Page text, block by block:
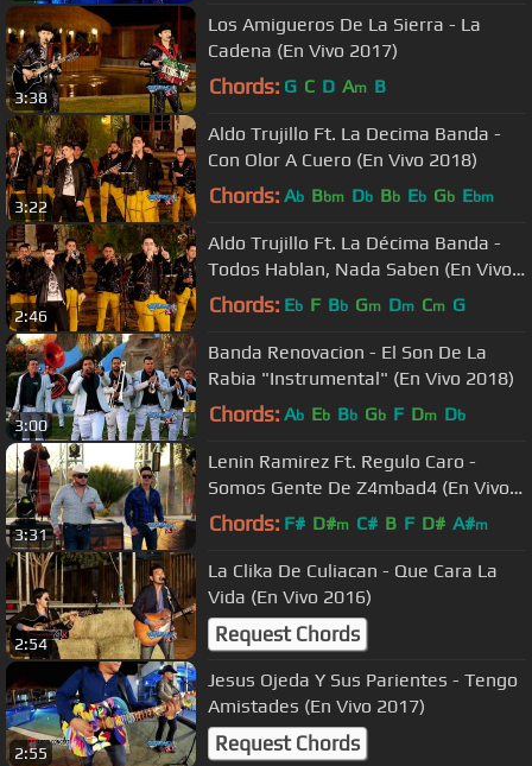
3:38
Los Amigueros De La Sierra - La
Cadena (En Vivo 2017)
Chords: G C D Am B
3:22
Aldo Trujillo Ft. La Decima Banda -
Con Olor A Cuero (En Vivo 2018)
Chords: Ab Bbm Db Bb Eb Gb Ebm
2:46
Aldo Trujillo Ft. La Décima Banda -
Todos Hablan, Nada Saben (En Vivo
2018)
Chords: Eb F Bb Gm Dm Cm G
3:00
Banda Renovacion - El Son De La
Rabia "Instrumental" (En Vivo 2018)
Chords: Ab Eb Bb Gb F Dm Db
3:31
Lenin Ramirez Ft. Regulo Caro -
Somos Gente De Z4mbad4 (En Vivo
2017)
Chords: F# D#m C# B F D# A#m
2:54
La Clika De Culiacan - Que Cara La
Vida (En Vivo 2016)
Request Chords
2:55
Jesus Ojeda Y Sus Parientes - Tengo
Amistades (En Vivo 2017)
Request Chords